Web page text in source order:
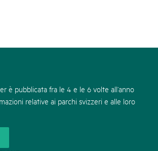
è pubblicata fra le 4 e le 6 volte all’anno
relative ai parchi svizzeri e alle loro